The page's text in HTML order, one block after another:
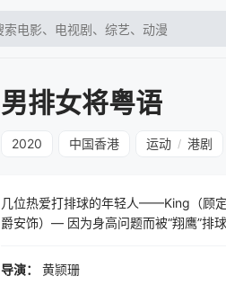
男排女将粤语
2020 中国香港 运动 / 港剧
几位热爱打排球的年轻人——King（顾
爵安饰）— 因为身高问题而被“翔鹰”排
入，当中包括潜质优厚的鱼仔（陈卓贤
导演：
黄颕珊